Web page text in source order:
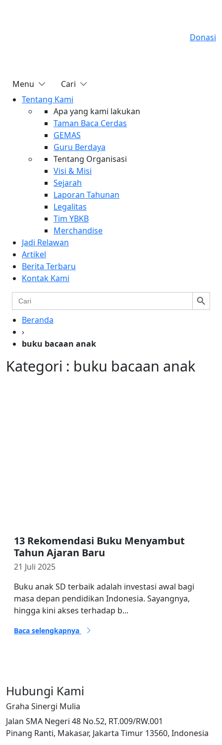
Donasi
Menu
Cari
Tentang Kami
Apa yang kami lakukan
Taman Baca Cerdas
GEMAS
Guru Berdaya
Tentang Organisasi
Visi & Misi
Sejarah
Laporan Tahunan
Legalitas
Tim YBKB
Merchandise
Jadi Relawan
Artikel
Berita Terbaru
Kontak Kami
Search
for:
Search Button
Beranda
›
buku bacaan anak
Kategori : buku bacaan anak
13 Rekomendasi Buku Menyambut
Tahun Ajaran Baru
21 Juli 2025
Buku anak SD terbaik adalah investasi awal bagi
masa depan pendidikan Indonesia. Sayangnya,
hingga kini akses terhadap b...
Baca selengkapnya
Hubungi Kami
Graha Sinergi Mulia
Jalan SMA Negeri 48 No.52, RT.009/RW.001
Pinang Ranti, Makasar, Jakarta Timur 13560, Indonesia